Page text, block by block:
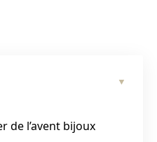
de l’avent bijoux